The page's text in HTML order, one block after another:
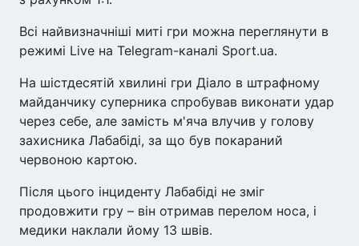
Всі найвизначніші миті гри можна переглянути в
режимі Live на Telegram-каналі Sport.ua.
На шістдесятій хвилині гри Діало в штрафному
майданчику суперника спробував виконати удар
через себе, але замість м'яча влучив у голову
захисника Лабабіді, за що був покараний
червоною картою.
Після цього інциденту Лабабіді не зміг
продовжити гру – він отримав перелом носа, і
медики наклали йому 13 швів.